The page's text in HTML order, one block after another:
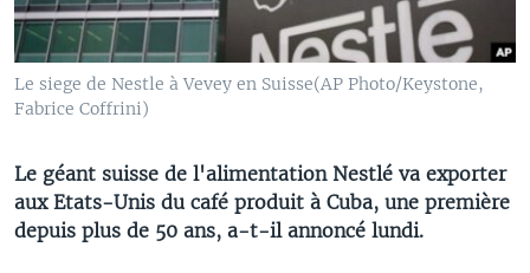
Le siege de Nestle à Vevey en Suisse(AP Photo/Keystone,
Fabrice Coffrini)
Le géant suisse de l'alimentation Nestlé va exporter
aux Etats-Unis du café produit à Cuba, une première
depuis plus de 50 ans, a-t-il annoncé lundi.